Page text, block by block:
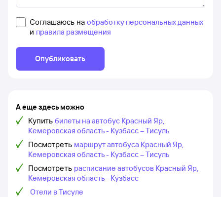
Соглашаюсь на обработку персональных данных
и правила размещения
Опубликовать
А еще здесь можно
Купить билеты на автобус Красный Яр,
Кемеровская область - Кузбасс – Тисуль
Посмотреть маршрут автобуса Красный Яр,
Кемеровская область - Кузбасс – Тисуль
Посмотреть расписание автобусов Красный Яр,
Кемеровская область - Кузбасс
Отели в Тисуле